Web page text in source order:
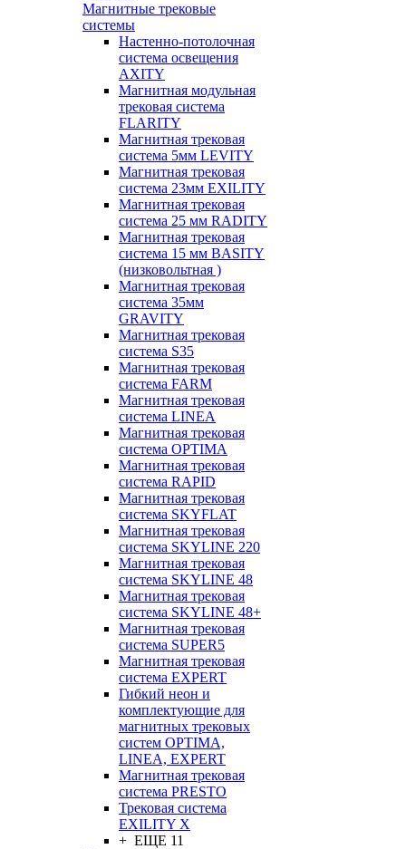
Магнитные трековые
системы
Настенно-потолочная
система освещения
AXITY
Магнитная модульная
трековая система
FLARITY
Магнитная трековая
система 5мм LEVITY
Магнитная трековая
система 23мм EXILITY
Магнитная трековая
система 25 мм RADITY
Магнитная трековая
система 15 мм BASITY
(низковольтная )
Магнитная трековая
система 35мм
GRAVITY
Магнитная трековая
система S35
Магнитная трековая
система FARM
Магнитная трековая
система LINEA
Магнитная трековая
система OPTIMA
Магнитная трековая
система RAPID
Магнитная трековая
система SKYFLAT
Магнитная трековая
система SKYLINE 220
Магнитная трековая
система SKYLINE 48
Магнитная трековая
система SKYLINE 48+
Магнитная трековая
система SUPER5
Магнитная трековая
система EXPERT
Гибкий неон и
комплектующие для
магнитных трековых
систем OPTIMA,
LINEA, EXPERT
Магнитная трековая
система PRESTO
Трековая система
EXILITY X
+ ЕЩЕ 11